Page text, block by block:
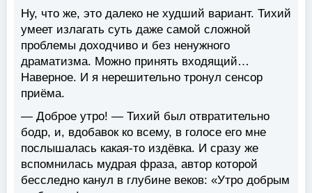
Ну, что же, это далеко не худший вариант. Тихий
умеет излагать суть даже самой сложной
проблемы доходчиво и без ненужного
драматизма. Можно принять входящий…
Наверное. И я нерешительно тронул сенсор
приёма.
— Доброе утро! — Тихий был отвратительно
бодр, и, вдобавок ко всему, в голосе его мне
послышалась какая-то издёвка. И сразу же
вспомнилась мудрая фраза, автор которой
бесследно канул в глубине веков: «Утро добрым